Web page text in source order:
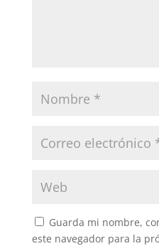
Guarda mi nombre,
este navegador para la